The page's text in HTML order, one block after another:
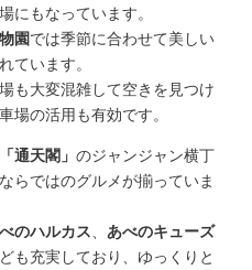
にもなっています。
園では季節に合わせて美しい
ています。
も大変混雑して空きを見つけ
場の活用も有効です。
「通天閣」のジャンジャン横丁
らではのグルメが揃っていま
のハルカス
あべのキューズ
も充実しており、ゆっくりと